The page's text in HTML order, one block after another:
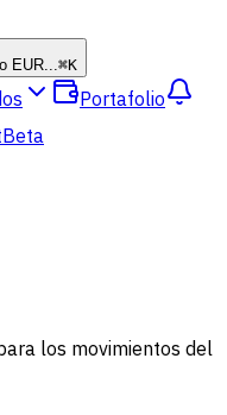
EUR...⌘K
Portafolio
Beta
los movimientos del